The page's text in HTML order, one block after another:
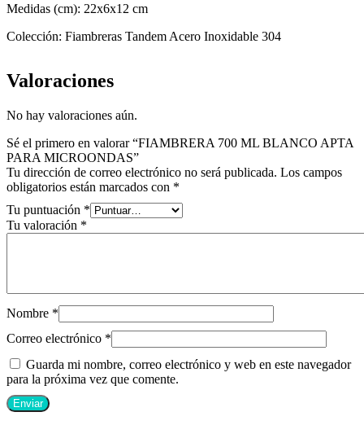
Medidas (cm): 22x6x12 cm
Colección: Fiambreras Tandem Acero Inoxidable 304
Valoraciones
No hay valoraciones aún.
Sé el primero en valorar “FIAMBRERA 700 ML BLANCO APTA
PARA MICROONDAS”
Tu dirección de correo electrónico no será publicada. Los campos
obligatorios están marcados con *
Tu puntuación *
Tu valoración *
Nombre *
Correo electrónico *
Guarda mi nombre, correo electrónico y web en este navegador
para la próxima vez que comente.